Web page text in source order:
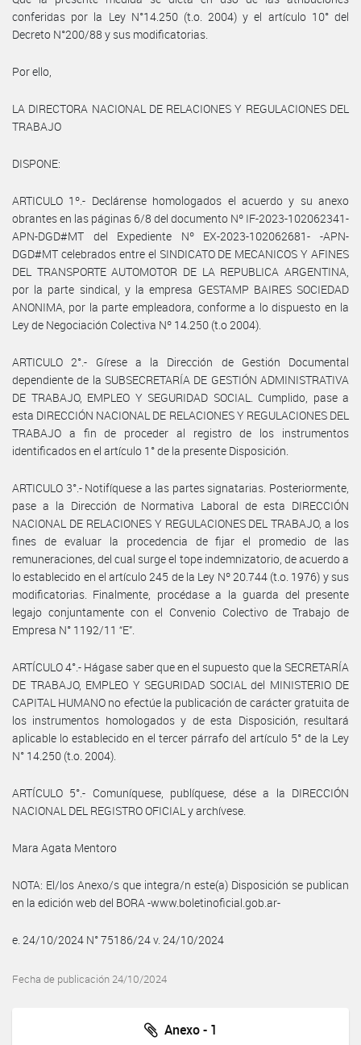
conferidas por la Ley N°14.250 (t.o. 2004) y el artículo 10° del
Decreto N°200/88 y sus modificatorias.
Por ello,
LA DIRECTORA NACIONAL DE RELACIONES Y REGULACIONES DEL
TRABAJO
DISPONE:
ARTICULO 1º.- Declárense homologados el acuerdo y su anexo
obrantes en las páginas 6/8 del documento Nº IF-2023-102062341-
APN-DGD#MT del Expediente Nº EX-2023-102062681- -APN-
DGD#MT celebrados entre el SINDICATO DE MECANICOS Y AFINES
DEL TRANSPORTE AUTOMOTOR DE LA REPUBLICA ARGENTINA,
por la parte sindical, y la empresa GESTAMP BAIRES SOCIEDAD
ANONIMA, por la parte empleadora, conforme a lo dispuesto en la
Ley de Negociación Colectiva Nº 14.250 (t.o 2004).
ARTICULO 2°.- Gírese a la Dirección de Gestión Documental
dependiente de la SUBSECRETARÍA DE GESTIÓN ADMINISTRATIVA
DE TRABAJO, EMPLEO Y SEGURIDAD SOCIAL. Cumplido, pase a
esta DIRECCIÓN NACIONAL DE RELACIONES Y REGULACIONES DEL
TRABAJO a fin de proceder al registro de los instrumentos
identificados en el artículo 1° de la presente Disposición.
ARTICULO 3°.- Notifíquese a las partes signatarias. Posteriormente,
pase a la Dirección de Normativa Laboral de esta DIRECCIÓN
NACIONAL DE RELACIONES Y REGULACIONES DEL TRABAJO, a los
fines de evaluar la procedencia de fijar el promedio de las
remuneraciones, del cual surge el tope indemnizatorio, de acuerdo a
lo establecido en el artículo 245 de la Ley Nº 20.744 (t.o. 1976) y sus
modificatorias. Finalmente, procédase a la guarda del presente
legajo conjuntamente con el Convenio Colectivo de Trabajo de
Empresa N° 1192/11 “E”.
ARTÍCULO 4°.- Hágase saber que en el supuesto que la SECRETARÍA
DE TRABAJO, EMPLEO Y SEGURIDAD SOCIAL del MINISTERIO DE
CAPITAL HUMANO no efectúe la publicación de carácter gratuita de
los instrumentos homologados y de esta Disposición, resultará
aplicable lo establecido en el tercer párrafo del artículo 5° de la Ley
N° 14.250 (t.o. 2004).
ARTÍCULO 5°.- Comuníquese, publíquese, dése a la DIRECCIÓN
NACIONAL DEL REGISTRO OFICIAL y archívese.
Mara Agata Mentoro
NOTA: El/los Anexo/s que integra/n este(a) Disposición se publican
en la edición web del BORA -www.boletinoficial.gob.ar-
e. 24/10/2024 N° 75186/24 v. 24/10/2024
Fecha de publicación 24/10/2024
Anexo - 1